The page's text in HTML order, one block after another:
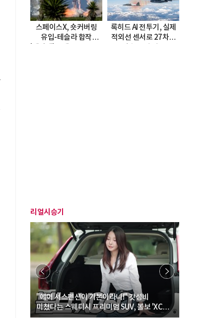
스페이스X, 숏커버링
유입-테슬라 합작
록히드 AI 전투기, 실제
적외선 센서로 27차례
리얼시승기
"에어 서스펜션이 기본이라니!" 갓성비
미쳤다는 스웨디시 프리미엄 SUV, 볼보 'XC60